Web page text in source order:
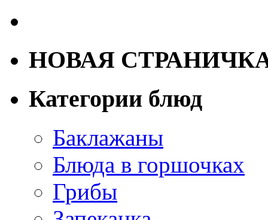
НОВАЯ
Категории блюд
Баклажаны
Блюда в горшочках
Грибы